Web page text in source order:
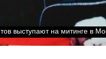
выступают на митинге в